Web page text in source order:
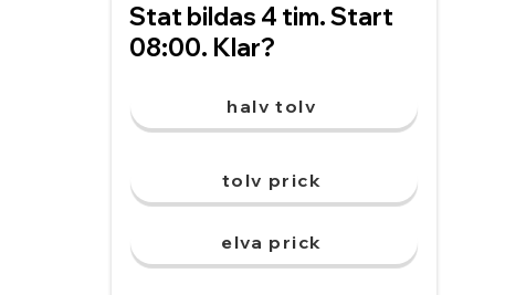
Stat bildas 4 tim. Start
08:00. Klar?
halv tolv
tolv prick
elva prick